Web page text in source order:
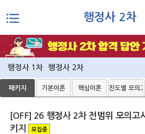
본문으로 바로가기
행정사 2차
행정사 1차 행정사 2차
패키지 기본이론 핵심이론 진도별 모의
[OFF] 26 행정사 2차 전범위 모의고
키지
모집중